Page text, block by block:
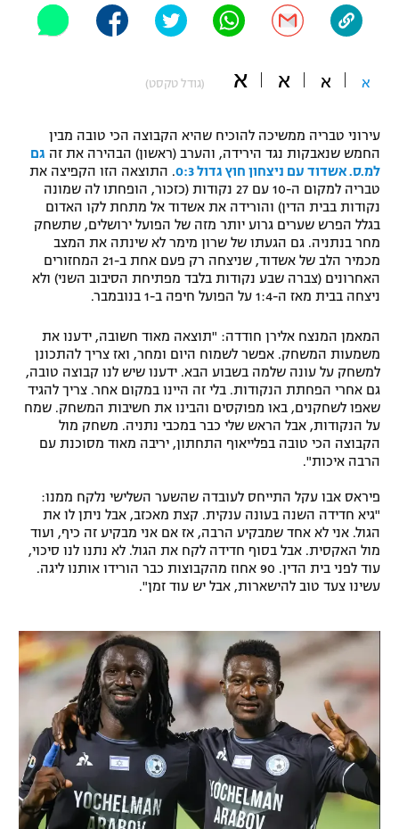
"מחצית בשכונה" – פודקאסט
משתתפים וזוכים בפרסים
תקנון משתתפים וזוכים בפרסים
תקנון עבור פעילות אלקטרה
תקנון עבור פעילות ספורט 1 – "מרלן"
טניס
גיימינג E-Sports
תנאי שימוש
מדיניות פרטיות
תקנון פעילות ספורט 1
רשיון להקרנה פומבית לבית עסק
הצטרפות לחבילת הערוצים
לוח דרושים – ג'ובנט
תגיות
המגזין
אופניים
ספורט מוטורי
פוטבול אמריקאי NFL
בייסבול MLB
ספורט אתגרי ואקסטרים
אומנויות לחימה
גיימינג E-Sports
א א א א (גודל טקסט)
עירוני טבריה ממשיכה להוכיח שהיא הקבוצה הכי טובה מבין
החמש שנאבקות נגד הירידה, והערב (ראשון) הבהירה את זה גם
למ.ס. אשדוד עם ניצחון חוץ גדול 0:3
. התוצאה הזו הקפיצה את
טבריה למקום ה-10 עם 27 נקודות (כזכור, הופחתו לה שמונה
נקודות בבית הדין) והורידה את אשדוד אל מתחת לקו האדום
בגלל הפרש שערים גרוע יותר מזה של הפועל ירושלים, שתשחק
מחר בנתניה. גם הגעתו של שרון מימר לא שינתה את המצב
מכמיר הלב של אשדוד, שניצחה רק פעם אחת ב-21 המחזורים
האחרונים (צברה שבע נקודות בלבד מפתיחת הסיבוב השני) ולא
ניצחה בבית מאז ה-1:4 על הפועל חיפה ב-1 בנובמבר.
המאמן המנצח אלירן חודדה: "תוצאה מאוד חשובה, ידענו את
משמעות המשחק. אפשר לשמוח היום ומחר, ואז צריך להתכונן
למשחק על עונה שלמה בשבוע הבא. ידענו שיש לנו קבוצה טובה,
גם אחרי הפחתת הנקודות. בלי זה היינו במקום אחר. צריך להגיד
שאפו לשחקנים, באו מפוקסים והבינו את חשיבות המשחק. שמח
על הנקודות, אבל הראש שלי כבר במכבי נתניה. משחק מול
הקבוצה הכי טובה בפלייאוף התחתון, יריבה מאוד מסוכנת עם
הרבה איכות".
פיראס אבו עקל התייחס לעובדה שהשער השלישי נלקח ממנו:
"גיא חדידה השנה בעונה ענקית. קצת מאכזב, אבל ניתן לו את
הגול. אני לא אחד שמבקיע הרבה, אז אם אני מבקיע זה כיף, ועוד
מול האקסית. אבל בסוף חדידה לקח את הגול. לא נתנו לנו סיכוי,
עוד לפני בית הדין. 90 אחוז מהקבוצות כבר הורידו אותנו ליגה.
עשינו צעד טוב להישארות, אבל יש עוד זמן".